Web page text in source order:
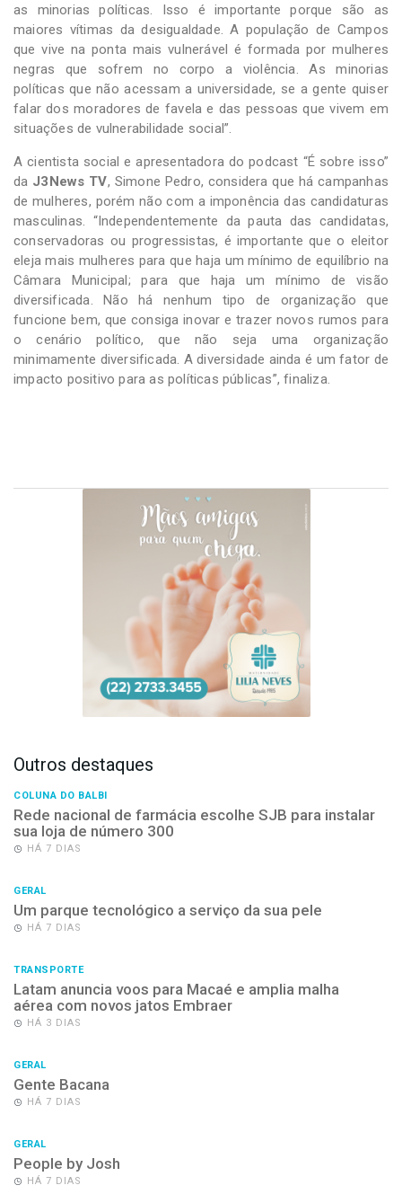
as minorias políticas. Isso é importante porque são as
maiores vítimas da desigualdade. A população de Campos
que vive na ponta mais vulnerável é formada por mulheres
negras que sofrem no corpo a violência. As minorias
políticas que não acessam a universidade, se a gente quiser
falar dos moradores de favela e das pessoas que vivem em
situações de vulnerabilidade social”.
A cientista social e apresentadora do podcast “É sobre isso”
da J3News TV, Simone Pedro, considera que há campanhas
de mulheres, porém não com a imponência das candidaturas
masculinas. “Independentemente da pauta das candidatas,
conservadoras ou progressistas, é importante que o eleitor
eleja mais mulheres para que haja um mínimo de equilíbrio na
Câmara Municipal; para que haja um mínimo de visão
diversificada. Não há nenhum tipo de organização que
funcione bem, que consiga inovar e trazer novos rumos para
o cenário político, que não seja uma organização
minimamente diversificada. A diversidade ainda é um fator de
impacto positivo para as políticas públicas”, finaliza.
Outros destaques
COLUNA DO BALBI
Rede nacional de farmácia escolhe SJB para instalar
sua loja de número 300
HÁ 7 DIAS
GERAL
Um parque tecnológico a serviço da sua pele
HÁ 7 DIAS
TRANSPORTE
Latam anuncia voos para Macaé e amplia malha
aérea com novos jatos Embraer
HÁ 3 DIAS
GERAL
Gente Bacana
HÁ 7 DIAS
GERAL
People by Josh
HÁ 7 DIAS